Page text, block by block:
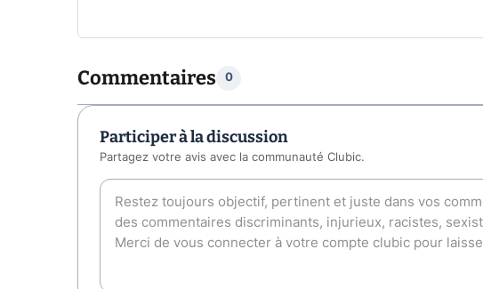
Commentaires 0
Participer à la discussion
Partagez votre avis avec la communauté Clubic.